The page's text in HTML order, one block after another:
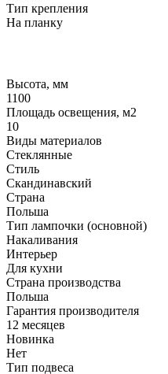
Тип крепления
На планку
Высота, мм
1100
Площадь освещения, м2
10
Виды материалов
Стеклянные
Стиль
Скандинавский
Страна
Польша
Тип лампочки (основной)
Накаливания
Интерьер
Для кухни
Страна производства
Польша
Гарантия производителя
12 месяцев
Новинка
Нет
Тип подвеса